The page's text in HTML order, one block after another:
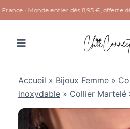
· Monde entier dès 8,95 €, offerte dès
Accueil » Bijoux Femme »
inoxydable » Collier Martelé